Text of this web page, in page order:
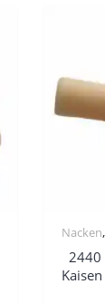
Nacken,
2440